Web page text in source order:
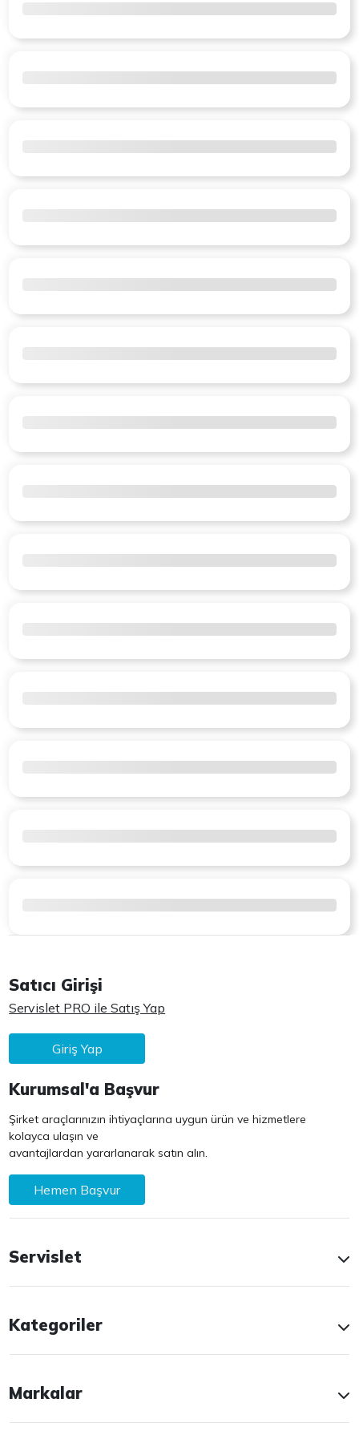
Satıcı Girişi
Servislet PRO ile Satış Yap
Giriş Yap
Kurumsal'a Başvur
Şirket araçlarınızın ihtiyaçlarına uygun ürün ve hizmetlere
kolayca ulaşın ve
avantajlardan yararlanarak satın alın.
Hemen Başvur
Servislet
Kategoriler
Markalar